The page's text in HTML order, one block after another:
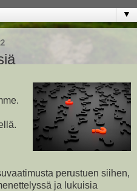
▼
perustuen siihen,
ja lukuisia